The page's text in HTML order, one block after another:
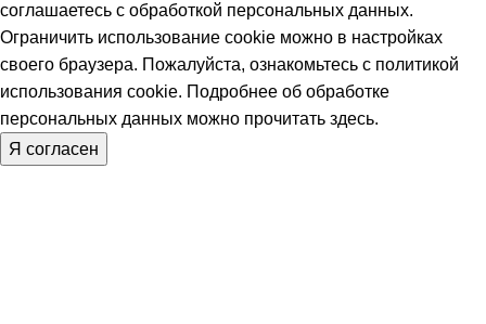
соглашаетесь с обработкой персональных данных.
Ограничить использование cookie можно в настройках
своего браузера. Пожалуйста, ознакомьтесь с политикой
использования cookie. Подробнее об обработке
персональных данных можно прочитать здесь.
Я согласен